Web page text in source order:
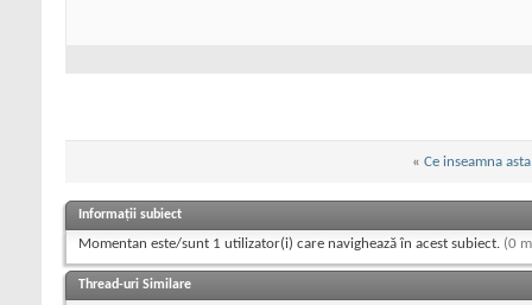
« Ce inseamna asta
Informații subiect
Momentan este/sunt 1 utilizator(i) care navighează în acest subiect. (0
Thread-uri Similare